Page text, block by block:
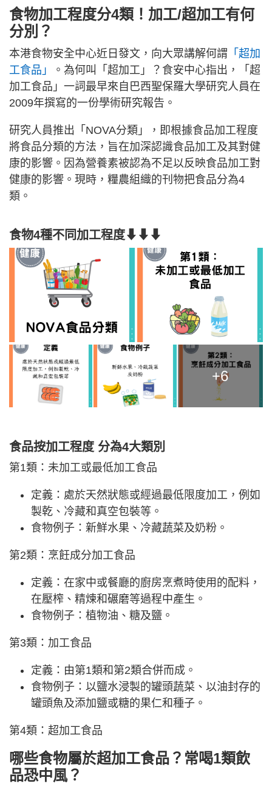
食物加工程度分4類！加工/超加工有何
分別？
本港食物安全中心近日發文，向大眾講解何謂 「超加
工食品」
。為何叫「超加工」？食安中心指出，「超
加工食品」一詞最早來自巴西聖保羅大學研究人員在
2009年撰寫的一份學術研究報告。
研究人員推出「NOVA分類」，即根據食品加工程度
將食品分類的方法，旨在加深認識食品加工及其對健
康的影響。因為營養素被認為不足以反映食品加工對
健康的影響。現時，糧農組織的刊物把食品分為4
類。
食物4種不同加工程度⬇⬇⬇
+6
食品按加工程度 分為4大類別
第1類：未加工或最低加工食品
定義：處於天然狀態或經過最低限度加工，例如
製乾、冷藏和真空包裝等。
食物例子：新鮮水果、冷藏蔬菜及奶粉。
第2類：烹飪成分加工食品
定義：在家中或餐廳的廚房烹煮時使用的配料，
在壓榨、精煉和碾磨等過程中產生。
食物例子：植物油、糖及鹽。
第3類：加工食品
定義：由第1類和第2類合併而成。
食物例子：以鹽水浸製的罐頭蔬菜、以油封存的
罐頭魚及添加鹽或糖的果仁和種子。
第4類：超加工食品
哪些食物屬於超加工食品？常喝1類飲
品恐中風？